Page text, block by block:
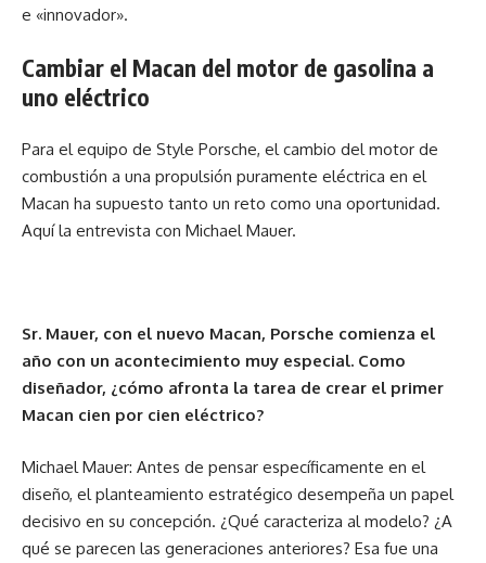
e «innovador».
Cambiar el Macan del motor de gasolina a
uno eléctrico
Para el equipo de Style Porsche, el cambio del motor de
combustión a una propulsión puramente eléctrica en el
Macan ha supuesto tanto un reto como una oportunidad.
Aquí la entrevista con Michael Mauer.
Sr. Mauer, con el nuevo Macan, Porsche comienza el
año con un acontecimiento muy especial. Como
diseñador, ¿cómo afronta la tarea de crear el primer
Macan cien por cien eléctrico?
Michael Mauer: Antes de pensar específicamente en el
diseño, el planteamiento estratégico desempeña un papel
decisivo en su concepción. ¿Qué caracteriza al modelo? ¿A
qué se parecen las generaciones anteriores? Esa fue una